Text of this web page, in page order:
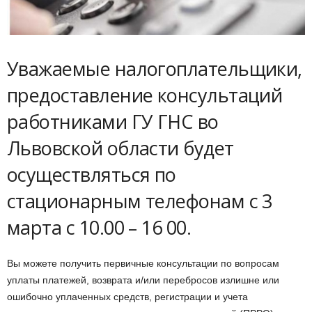
Уважаемые налогоплательщики,
предоставление консультаций
работниками ГУ ГНС во
Львовской области будет
осуществляться по
стационарным телефонам с 3
марта с 10.00 – 16 00.
Вы можете получить первичные консультации по вопросам
уплаты платежей, возврата и/или перебросов излишне или
ошибочно уплаченных средств, регистрации и учета